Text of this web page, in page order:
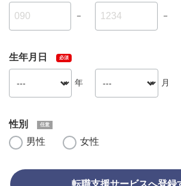
－ －
生年月日
年 月
性別
男性
女性
転職支援サービスへ登録